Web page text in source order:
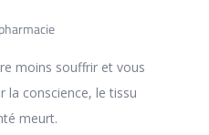
moins souffrir et vous
la conscience, le tissu
meurt.